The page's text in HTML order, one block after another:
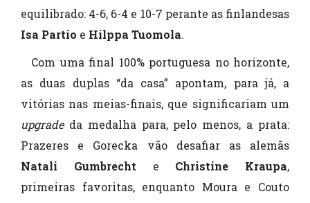
equilibrado: 4-6, 6-4 e 10-7 perante as finlandesas
Isa Partio e Hilppa Tuomola.
Com uma final 100% portuguesa no horizonte,
as duas duplas “da casa” apontam, para já, a
vitórias nas meias-finais, que significariam um
upgradeda medalha para, pelo menos, a prata:
Prazeres e Gorecka vão desafiar as alemãs
Natali Gumbrecht e Christine Kraupa,
primeiras favoritas, enquanto Moura e Couto